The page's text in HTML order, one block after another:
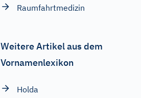
Raumfahrtmedizin
Weitere Artikel aus dem
Vornamenlexikon
Holda